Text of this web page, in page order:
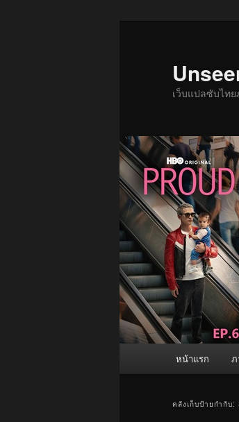
เว็บแปลซับไท
หน้าแรก
คลังเก็บป้ายกำกับ: